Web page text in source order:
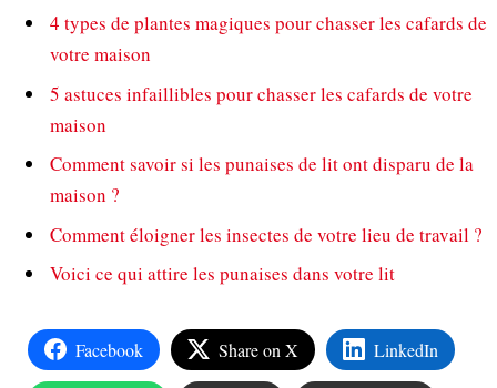
4 types de plantes magiques pour chasser les cafards de
votre maison
5 astuces infaillibles pour chasser les cafards de votre
maison
Comment savoir si les punaises de lit ont disparu de la
maison ?
Comment éloigner les insectes de votre lieu de travail ?
Voici ce qui attire les punaises dans votre lit
Facebook Share on X LinkedIn